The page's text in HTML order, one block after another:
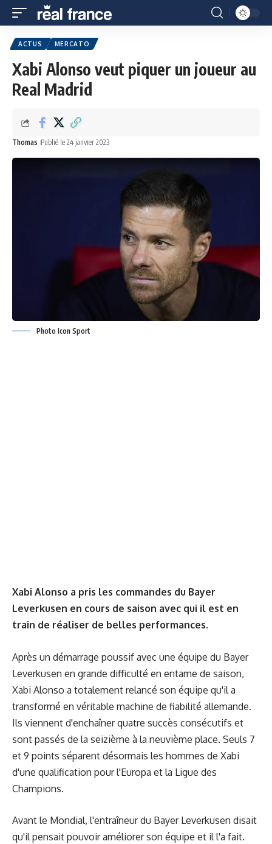
ACTUS MERCATO
Xabi Alonso veut piquer un joueur au
Real Madrid
Thomas Publié le 24 janvier 2023
Photo Icon Sport
Xabi Alonso a pris les commandes du Bayer
Leverkusen en cours de saison avec qui il est en
train de réaliser de belles performances.
Après un démarrage poussif avec une équipe du Bayer
Leverkusen en grande difficulté en entame de saison,
Xabi Alonso a totalement relancé son équipe qu'il a
transformé en véritable machine de fiabilité allemande.
Ils viennent d'enchaîner quatre succès consécutifs et
sont passés de la seizième à la neuvième place. Seuls 7
et 9 points séparent désormais les hommes de Xabi
d'une qualification pour l'Europa et la Ligue des
Champions.
Avant le Mondial, l'entraîneur du Bayer Leverkusen disait
qu'il pensait pouvoir améliorer son équipe et il l'a fait.